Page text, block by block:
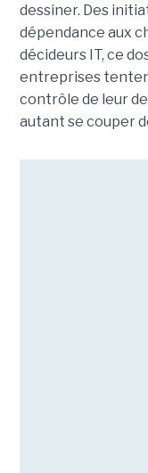
dessiner. Des
dépendance aux
décideurs IT, ce
entreprises
contrôle de leur
autant se couper